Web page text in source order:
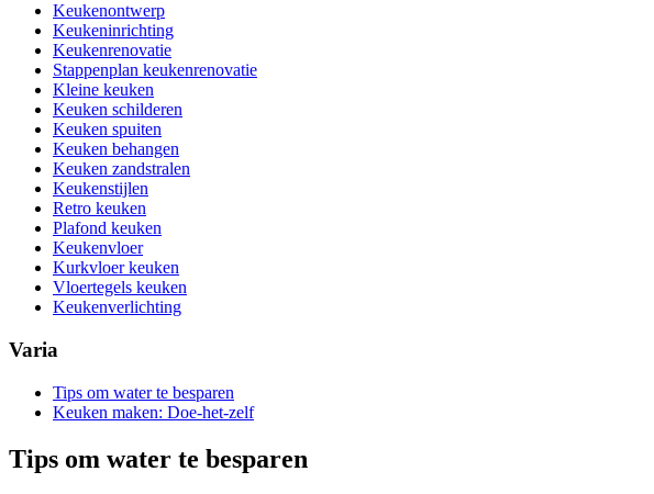
Keukenontwerp
Keukeninrichting
Keukenrenovatie
Stappenplan keukenrenovatie
Kleine keuken
Keuken schilderen
Keuken spuiten
Keuken behangen
Keuken zandstralen
Keukenstijlen
Retro keuken
Plafond keuken
Keukenvloer
Kurkvloer keuken
Vloertegels keuken
Keukenverlichting
Varia
Tips om water te besparen
Keuken maken: Doe-het-zelf
Tips om water te besparen